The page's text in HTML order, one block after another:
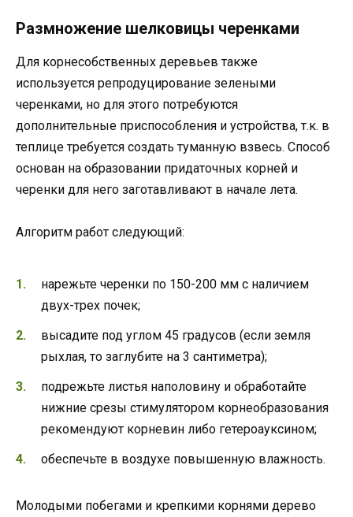
Размножение шелковицы черенками
Для корнесобственных деревьев также
используется репродуцирование зелеными
черенками, но для этого потребуются
дополнительные приспособления и устройства, т.к. в
теплице требуется создать туманную взвесь. Способ
основан на образовании придаточных корней и
черенки для него заготавливают в начале лета.
Алгоритм работ следующий:
нарежьте черенки по 150-200 мм с наличием
двух-трех почек;
высадите под углом 45 градусов (если земля
рыхлая, то заглубите на 3 сантиметра);
подрежьте листья наполовину и обработайте
нижние срезы стимулятором корнеобразования
рекомендуют корневин либо гетероауксином;
обеспечьте в воздухе повышенную влажность.
Молодыми побегами и крепкими корнями дерево